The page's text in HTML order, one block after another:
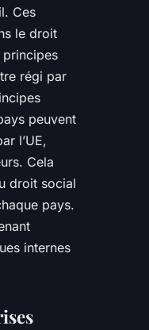
Ces
le droit
régi par
peuvent
l’UE,
Cela
droit social
pays.
internes